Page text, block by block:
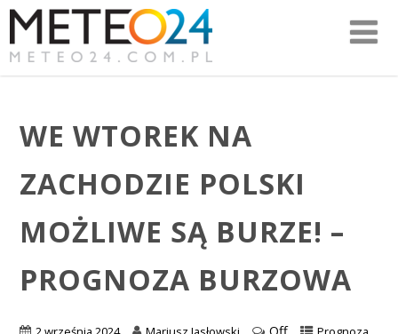
WE WTOREK NA
ZACHODZIE POLSKI
MOŻLIWE SĄ BURZE! –
PROGNOZA BURZOWA